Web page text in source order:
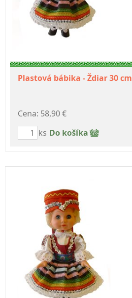
Plastová bábika - Ždiar 30 cm
Cena: 58,90 €
ks Do košíka